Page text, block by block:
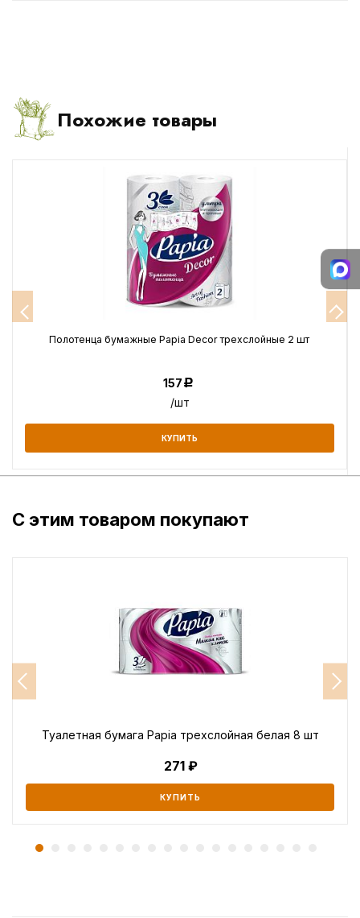
Похожие товары
Полотенца бумажные Papia Decor трехслойные 2 шт
157Р
/шт
КУПИТЬ
С этим товаром покупают
Туалетная бумага Papia трехслойная белая 8 шт
271
КУПИТЬ